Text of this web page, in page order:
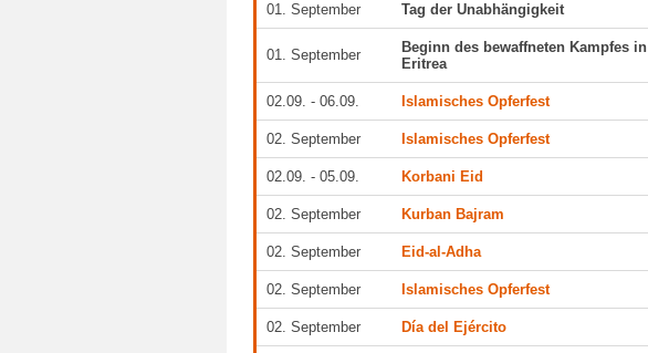
01. September Tag der Unabhängigkeit
01. September
Beginn des bewaffneten Kampfes in
Eritrea
02.09. - 06.09. Islamisches Opferfest
02. September Islamisches Opferfest
02.09. - 05.09. Korbani Eid
02. September Kurban Bajram
02. September Eid-al-Adha
02. September Islamisches Opferfest
02. September Día del Ejército